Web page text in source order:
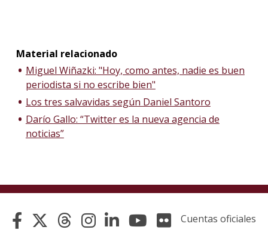
Material relacionado
Miguel Wiñazki: "Hoy, como antes, nadie es buen
periodista si no escribe bien"
Los tres salvavidas según Daniel Santoro
Darío Gallo: “Twitter es la nueva agencia de
noticias”
Cuentas oficiales